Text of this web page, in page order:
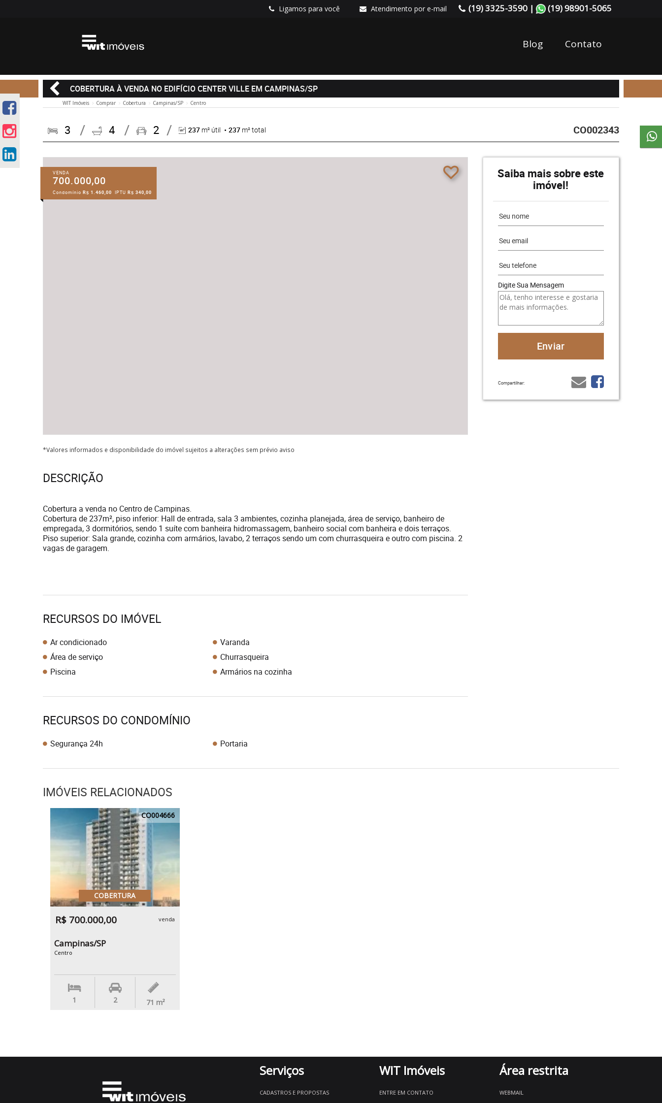
Ligamos para você Atendimento por e-mail (19) 3325-3590 | (19) 98901-5065
Blog Contato
COBERTURA À VENDA NO EDIFÍCIO CENTER VILLE EM CAMPINAS/SP
WIT Imóveis Comprar Cobertura Campinas/SP Centro
3 4 2 237 m² útil 237 m² total CO002343
VENDA
700.000,00
Condomínio R$ 1.460,00 IPTU R$ 340,00
Saiba mais sobre este
imóvel!
Digite Sua Mensagem
Compartilhar:
*Valores informados e disponibilidade do imóvel sujeitos a alterações sem prévio aviso
DESCRIÇÃO
Cobertura a venda no Centro de Campinas.
Cobertura de 237m², piso inferior: Hall de entrada, sala 3 ambientes, cozinha planejada, área de serviço, banheiro de
empregada, 3 dormitórios, sendo 1 suíte com banheira hidromassagem, banheiro social com banheira e dois terraços.
Piso superior: Sala grande, cozinha com armários, lavabo, 2 terraços sendo um com churrasqueira e outro com piscina. 2
vagas de garagem.
RECURSOS DO IMÓVEL
Ar condicionado
Varanda
Área de serviço
Churrasqueira
Piscina
Armários na cozinha
RECURSOS DO CONDOMÍNIO
Segurança 24h Portaria
IMÓVEIS RELACIONADOS
CO004666
COBERTURA
R$ 700.000,00 venda
Campinas/SP
Centro
1 2 71 m²
Serviços
CADASTROS E PROPOSTAS
WIT Imóveis
ENTRE EM CONTATO
Área restrita
WEBMAIL